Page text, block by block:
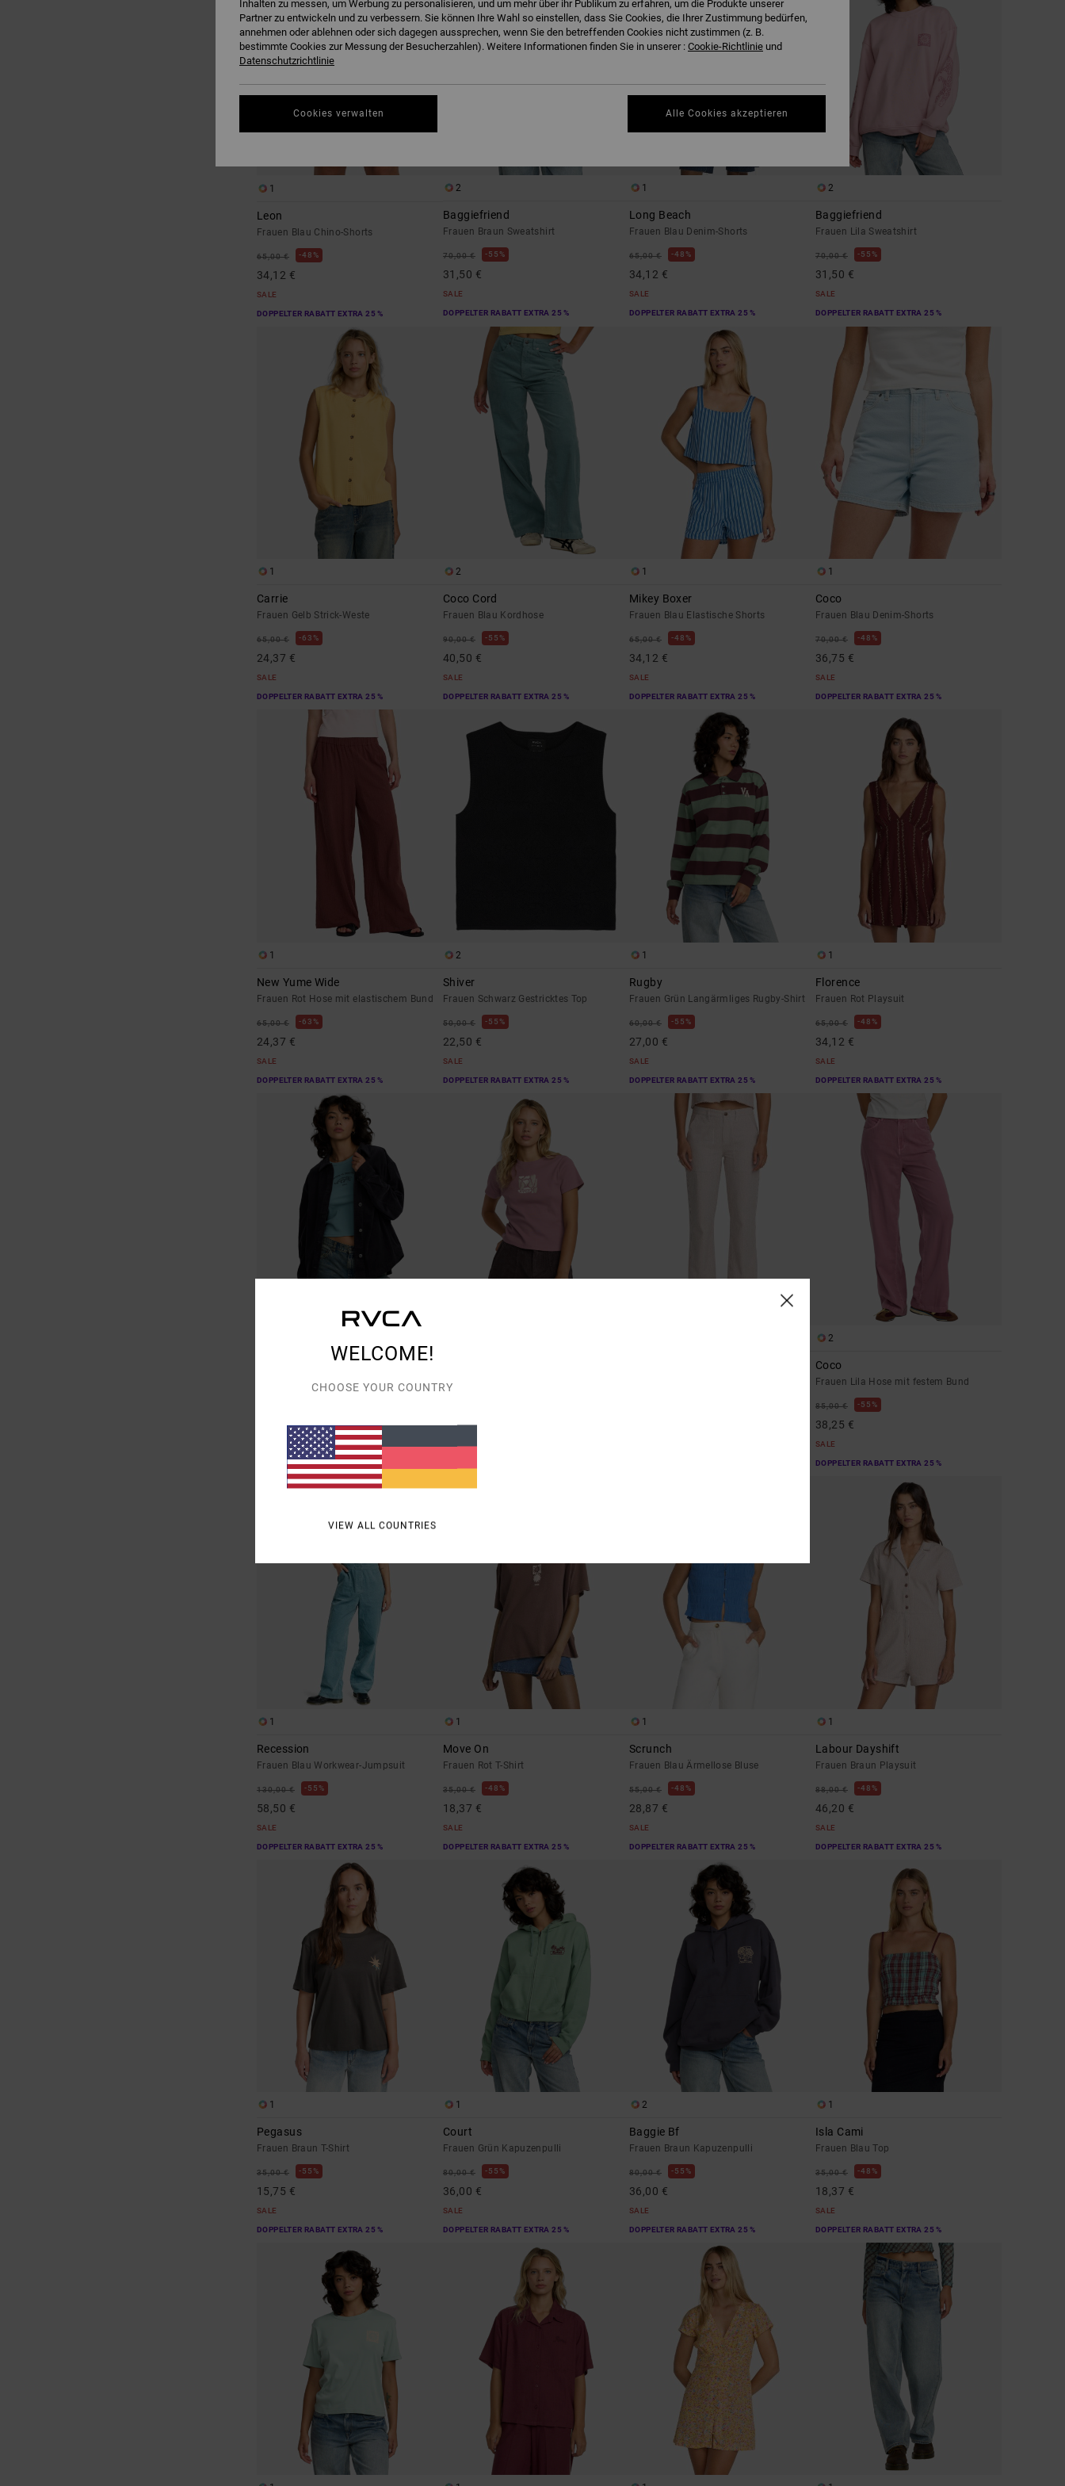
1
Leon
Frauen Blau Chino-Shorts
65,00 € 48%
34,12 €
SALE
DOPPELTER RABATT EXTRA 25 %
2
Baggiefriend
Frauen Braun Sweatshirt
70,00 € 55%
31,50 €
SALE
DOPPELTER RABATT EXTRA 25 %
1
Long Beach
Frauen Blau Denim-Shorts
65,00 € 48%
34,12 €
SALE
DOPPELTER RABATT EXTRA 25 %
2
Baggiefriend
Frauen Lila Sweatshirt
70,00 € 55%
31,50 €
SALE
DOPPELTER RABATT EXTRA 25 %
1
Carrie
Frauen Gelb Strick-Weste
65,00 € 63%
24,37 €
SALE
DOPPELTER RABATT EXTRA 25 %
2
Coco Cord
Frauen Blau Kordhose
90,00 € 55%
40,50 €
SALE
DOPPELTER RABATT EXTRA 25 %
1
Mikey Boxer
Frauen Blau Elastische Shorts
65,00 € 48%
34,12 €
SALE
DOPPELTER RABATT EXTRA 25 %
1
Coco
Frauen Blau Denim-Shorts
70,00 € 48%
36,75 €
SALE
DOPPELTER RABATT EXTRA 25 %
1
New Yume Wide
Frauen Rot Hose mit elastischem Bund
65,00 € 63%
24,37 €
SALE
DOPPELTER RABATT EXTRA 25 %
2
Shiver
Frauen Schwarz Gestricktes Top
50,00 € 55%
22,50 €
SALE
DOPPELTER RABATT EXTRA 25 %
1
Rugby
Frauen Grün Langärmliges Rugby-Shirt
60,00 € 55%
27,00 €
SALE
DOPPELTER RABATT EXTRA 25 %
1
Florence
Frauen Rot Playsuit
65,00 € 48%
34,12 €
SALE
DOPPELTER RABATT EXTRA 25 %
Frauen Braun Kordjacke
42,75 €
DOPPELTER RABATT EXTRA 25 %
Frauen Lila Enganliegendes T-Shirt
15,75 €
2
Coco
Frauen Lila Hose mit festem Bund
85,00 € 55%
38,25 €
SALE
DOPPELTER RABATT EXTRA 25 %
1
Recession
Frauen Blau Workwear-Jumpsuit
130,00 € 55%
58,50 €
SALE
DOPPELTER RABATT EXTRA 25 %
1
Move On
Frauen Rot T-Shirt
35,00 € 48%
18,37 €
SALE
DOPPELTER RABATT EXTRA 25 %
1
Scrunch
Frauen Blau Ärmellose Bluse
55,00 € 48%
28,87 €
SALE
DOPPELTER RABATT EXTRA 25 %
1
Labour Dayshift
Frauen Braun Playsuit
88,00 € 48%
46,20 €
SALE
DOPPELTER RABATT EXTRA 25 %
1
Pegasus
Frauen Braun T-Shirt
35,00 € 55%
15,75 €
SALE
DOPPELTER RABATT EXTRA 25 %
1
Court
Frauen Grün Kapuzenpulli
80,00 € 55%
36,00 €
SALE
DOPPELTER RABATT EXTRA 25 %
2
Baggie Bf
Frauen Braun Kapuzenpulli
80,00 € 55%
36,00 €
SALE
DOPPELTER RABATT EXTRA 25 %
1
Isla Cami
Frauen Blau Top
35,00 € 48%
18,37 €
SALE
DOPPELTER RABATT EXTRA 25 %
WELCOME!
CHOOSE YOUR COUNTRY
VIEW ALL COUNTRIES
Inhalten zu messen, um Werbung zu personalisieren, und um mehr über ihr Publikum zu erfahren, um die Produkte unserer
Partner zu entwickeln und zu verbessern. Sie können Ihre Wahl so einstellen, dass Sie Cookies, die Ihrer Zustimmung bedürfen,
annehmen oder ablehnen oder sich dagegen aussprechen, wenn Sie den betreffenden Cookies nicht zustimmen (z. B.
bestimmte Cookies zur Messung der Besucherzahlen). Weitere Informationen finden Sie in unserer : Cookie-Richtlinie und
Datenschutzrichtlinie
Cookies verwalten Alle Cookies akzeptieren